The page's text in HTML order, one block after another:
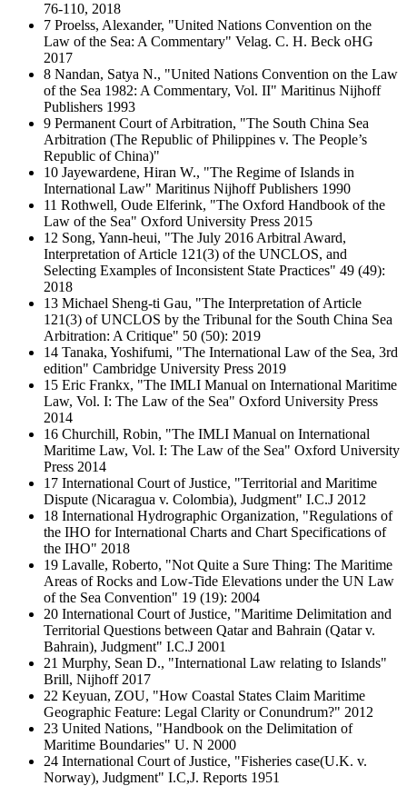
76-110, 2018
7 Proelss, Alexander, "United Nations Convention on the
Law of the Sea: A Commentary" Velag. C. H. Beck oHG
2017
8 Nandan, Satya N., "United Nations Convention on the Law
of the Sea 1982: A Commentary, Vol. II" Maritinus Nijhoff
Publishers 1993
9 Permanent Court of Arbitration, "The South China Sea
Arbitration (The Republic of Philippines v. The People’s
Republic of China)"
10 Jayewardene, Hiran W., "The Regime of Islands in
International Law" Maritinus Nijhoff Publishers 1990
11 Rothwell, Oude Elferink, "The Oxford Handbook of the
Law of the Sea" Oxford University Press 2015
12 Song, Yann-heui, "The July 2016 Arbitral Award,
Interpretation of Article 121(3) of the UNCLOS, and
Selecting Examples of Inconsistent State Practices" 49 (49):
2018
13 Michael Sheng-ti Gau, "The Interpretation of Article
121(3) of UNCLOS by the Tribunal for the South China Sea
Arbitration: A Critique" 50 (50): 2019
14 Tanaka, Yoshifumi, "The International Law of the Sea, 3rd
edition" Cambridge University Press 2019
15 Eric Frankx, "The IMLI Manual on International Maritime
Law, Vol. I: The Law of the Sea" Oxford University Press
2014
16 Churchill, Robin, "The IMLI Manual on International
Maritime Law, Vol. I: The Law of the Sea" Oxford University
Press 2014
17 International Court of Justice, "Territorial and Maritime
Dispute (Nicaragua v. Colombia), Judgment" I.C.J 2012
18 International Hydrographic Organization, "Regulations of
the IHO for International Charts and Chart Specifications of
the IHO" 2018
19 Lavalle, Roberto, "Not Quite a Sure Thing: The Maritime
Areas of Rocks and Low-Tide Elevations under the UN Law
of the Sea Convention" 19 (19): 2004
20 International Court of Justice, "Maritime Delimitation and
Territorial Questions between Qatar and Bahrain (Qatar v.
Bahrain), Judgment" I.C.J 2001
21 Murphy, Sean D., "International Law relating to Islands"
Brill, Nijhoff 2017
22 Keyuan, ZOU, "How Coastal States Claim Maritime
Geographic Feature: Legal Clarity or Conundrum?" 2012
23 United Nations, "Handbook on the Delimitation of
Maritime Boundaries" U. N 2000
24 International Court of Justice, "Fisheries case(U.K. v.
Norway), Judgment" I.C,J. Reports 1951